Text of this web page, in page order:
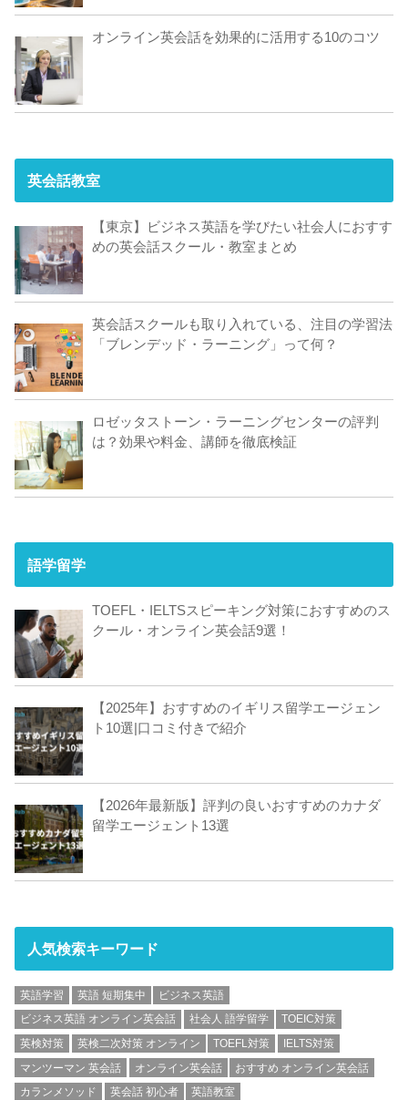
オンライン英会話を効果的に活用する10のコツ
英会話教室
【東京】ビジネス英語を学びたい社会人におすす
めの英会話スクール・教室まとめ
英会話スクールも取り入れている、注目の学習法
「ブレンデッド・ラーニング」って何？
ロゼッタストーン・ラーニングセンターの評判
は？効果や料金、講師を徹底検証
語学留学
TOEFL・IELTSスピーキング対策におすすめのス
クール・オンライン英会話9選！
【2025年】おすすめのイギリス留学エージェン
ト10選|口コミ付きで紹介
【2026年最新版】評判の良いおすすめのカナダ
留学エージェント13選
人気検索キーワード
英語学習 英語 短期集中
ビジネス英語
ビジネス英語 オンライン英会話
社会人 語学留学
TOEIC対策
英検対策
英検二次対策 オンライン TOEFL対策
IELTS対策
マンツーマン 英会話
オンライン英会話
おすすめ オンライン英会話
カランメソッド
英会話 初心者
英語教室